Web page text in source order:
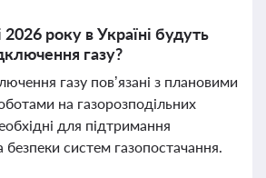
року в Україні будуть
газу?
газу пов’язані з плановими
на газорозподільних
для підтримання
безпеки систем газопостачання.